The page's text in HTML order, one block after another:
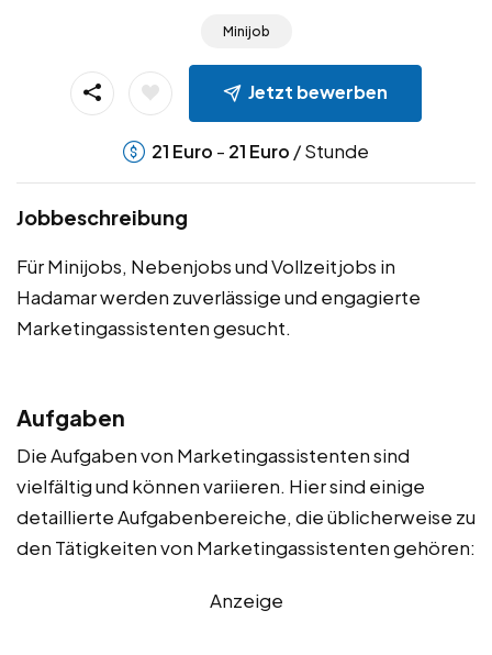
Minijob
Jetzt bewerben
21 Euro - 21 Euro / Stunde
Jobbeschreibung
Für Minijobs, Nebenjobs und Vollzeitjobs in
Hadamar werden zuverlässige und engagierte
Marketingassistenten gesucht.
Aufgaben
Die Aufgaben von Marketingassistenten sind
vielfältig und können variieren. Hier sind einige
detaillierte Aufgabenbereiche, die üblicherweise zu
den Tätigkeiten von Marketingassistenten gehören:
Anzeige